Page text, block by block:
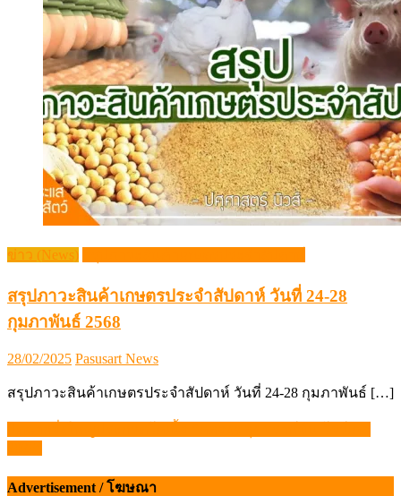
ข่าว (News)
สรุปภาวะสินค้าเกษตรประจำสัปดาห์ วันที่ 24-28
กุมภาพันธ์ 2568
Posted
28/02/2025 Author
Pasusart News
สรุปภาวะสินค้าเกษตรประจำสัปดาห์ วันที่ 24-28 กุมภาพันธ์ […]
แนะแนว
เรื่อง
Advertisement / โฆษณา